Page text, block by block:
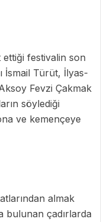
festivalin son
İsmail Türüt, İlyas-
Fevzi Çakmak
söylediği
ve kemençeye
almak
bulunan çadırlarda